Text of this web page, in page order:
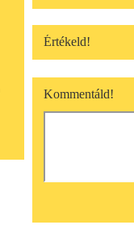
Értékeld!
Kommentáld!